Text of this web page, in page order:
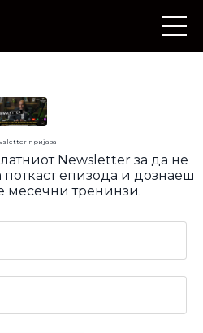
пријава
Newsletter за да не
епизода и дознаеш
месечни тренинзи.